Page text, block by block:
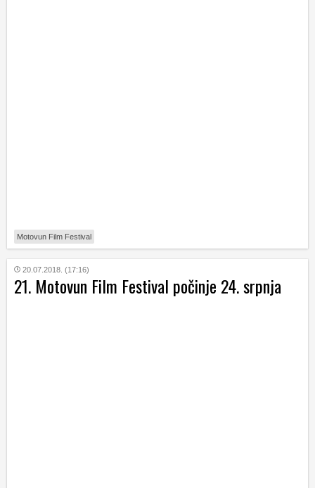
Motovun Film Festival
20.07.2018. (17:16)
21. Motovun Film Festival počinje 24. srpnja